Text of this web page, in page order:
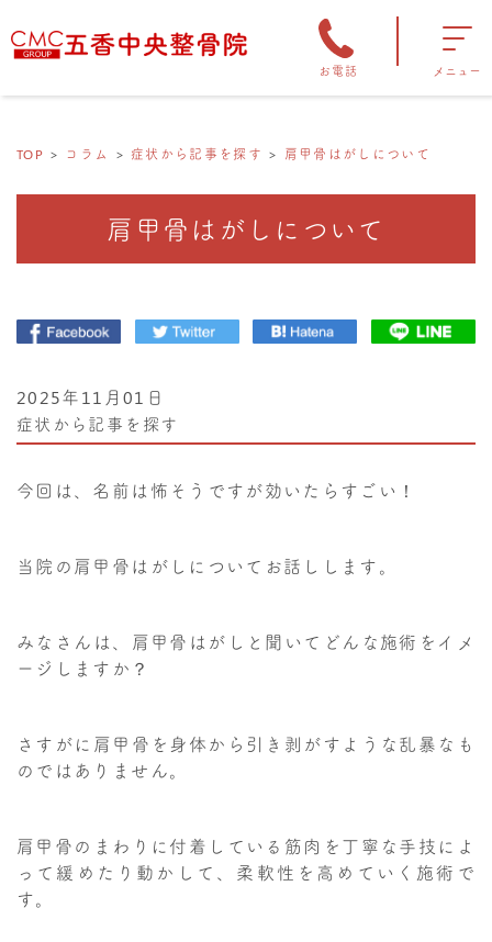
お電話 メニュー
TOP コラム 症状から記事を探す 肩甲骨はがしについて
肩甲骨はがしについて
2025年11月01日
症状から記事を探す
今回は、名前は怖そうですが効いたらすごい！
当院の肩甲骨はがしについてお話しします。
みなさんは、肩甲骨はがしと聞いてどんな施術をイメ
ージしますか？
さすがに肩甲骨を身体から引き剥がすような乱暴なも
のではありません。
肩甲骨のまわりに付着している筋肉を丁寧な手技によ
って緩めたり動かして、柔軟性を高めていく施術で
す。